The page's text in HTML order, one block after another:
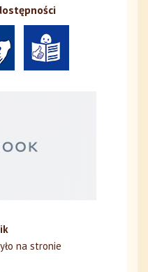
na stronie